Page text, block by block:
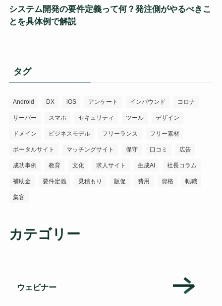
システム開発の要件定義って何？発注側がやるべきこ
とを具体例で解説
タグ
Android DX iOS アンケート インバウンド コロナ
サーバー スマホ セキュリティ ツール デザイン
ドメイン ビジネスモデル フリーランス フリー素材
ポータルサイト マッチングサイト 保守 口コミ 広告
成功事例 教育 文化 求人サイト 生成AI 社長コラム
補助金 要件定義 見積もり 販促 費用 資格 転職
集客
カテゴリー
ウェビナー